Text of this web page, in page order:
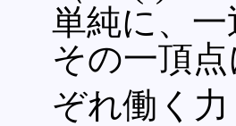
単純に、
その一頂
ぞれ働く力